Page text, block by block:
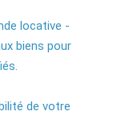
locative -
biens pour
de votre